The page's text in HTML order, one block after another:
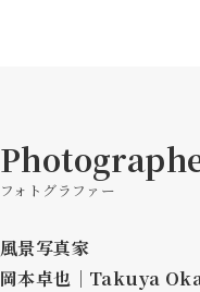
フォトグラファー
風景写真家
岡本卓也｜Takuya